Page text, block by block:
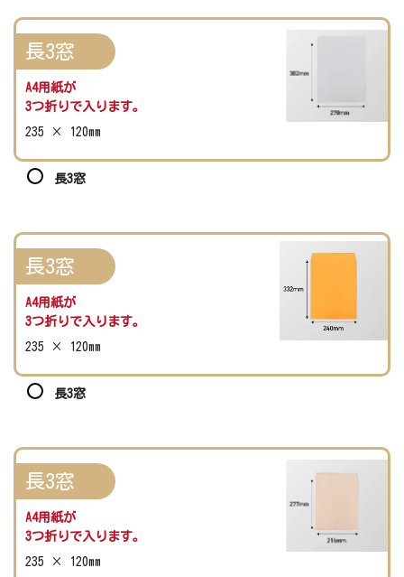
長3窓
A4用紙が
3つ折りで入ります。
235 × 120mm
長3窓
長3窓
A4用紙が
3つ折りで入ります。
235 × 120mm
長3窓
長3窓
A4用紙が
3つ折りで入ります。
235 × 120mm